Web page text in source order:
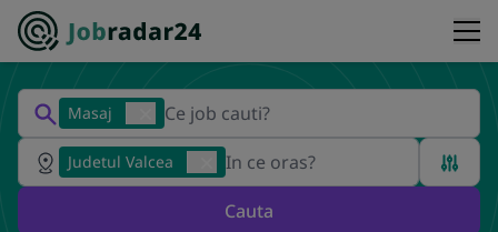
Masaj
Judetul Valcea
Cauta